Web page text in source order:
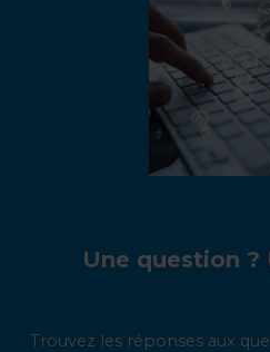
Une question ?
Trouvez les réponses aux